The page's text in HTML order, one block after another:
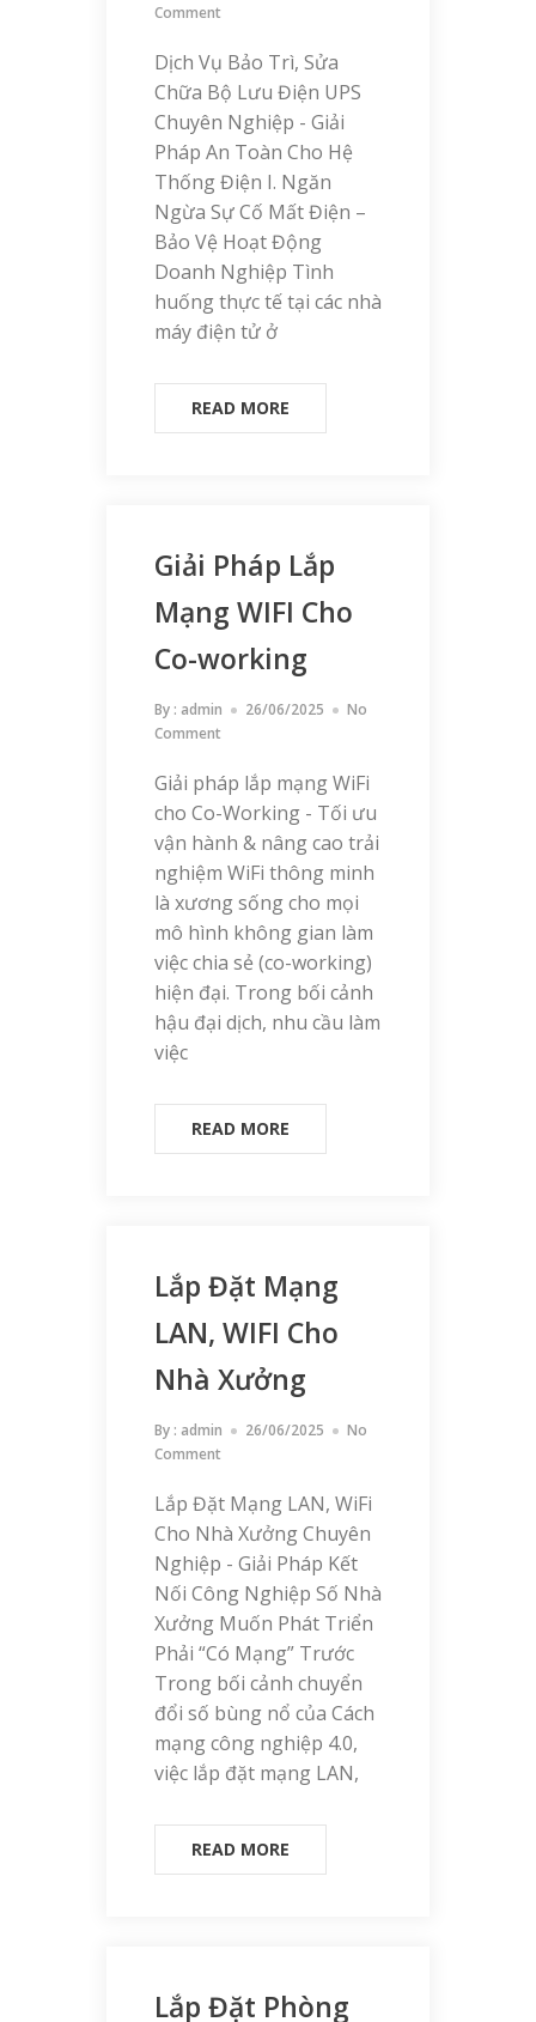
Comment
Dịch Vụ Bảo Trì, Sửa
Chữa Bộ Lưu Điện UPS
Chuyên Nghiệp - Giải
Pháp An Toàn Cho Hệ
Thống Điện I. Ngăn
Ngừa Sự Cố Mất Điện –
Bảo Vệ Hoạt Động
Doanh Nghiệp Tình
huống thực tế tại các nhà
máy điện tử ở
READ MORE
Giải Pháp Lắp
Mạng WIFI Cho
Co-working
By : admin 26/06/2025
No
Comment
Giải pháp lắp mạng WiFi
cho Co-Working - Tối ưu
vận hành & nâng cao trải
nghiệm WiFi thông minh
là xương sống cho mọi
mô hình không gian làm
việc chia sẻ (co-working)
hiện đại. Trong bối cảnh
hậu đại dịch, nhu cầu làm
việc
READ MORE
Lắp Đặt Mạng
LAN, WIFI Cho
Nhà Xưởng
By : admin 26/06/2025
No
Comment
Lắp Đặt Mạng LAN, WiFi
Cho Nhà Xưởng Chuyên
Nghiệp - Giải Pháp Kết
Nối Công Nghiệp Số Nhà
Xưởng Muốn Phát Triển
Phải “Có Mạng” Trước
Trong bối cảnh chuyển
đổi số bùng nổ của Cách
mạng công nghiệp 4.0,
việc lắp đặt mạng LAN,
READ MORE
Lắp Đặt Phòng